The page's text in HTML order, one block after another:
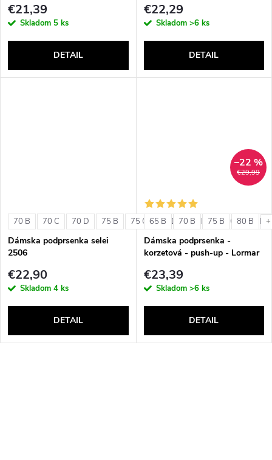
€21,39
Skladom 5 ks
DETAIL
€22,29
Skladom >6 ks
DETAIL
70 B 70 C 70 D 75 B 75 C 75 D 80 B 80 C 80 D
Dámska podprsenka selei
2506
€22,90
Skladom 4 ks
DETAIL
€29,99
–22 %
65 B 70 B 75 B 80 B
Dámska podprsenka -
korzetová - push-up - Lormar
€23,39
Skladom >6 ks
DETAIL